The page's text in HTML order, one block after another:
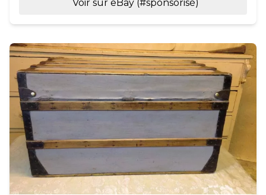
Voir sur eBay (#sponsorisé)